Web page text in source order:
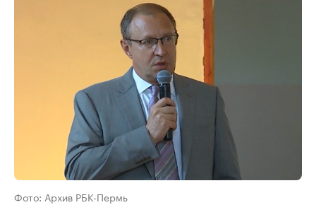
Фото: Архив РБК-Пермь